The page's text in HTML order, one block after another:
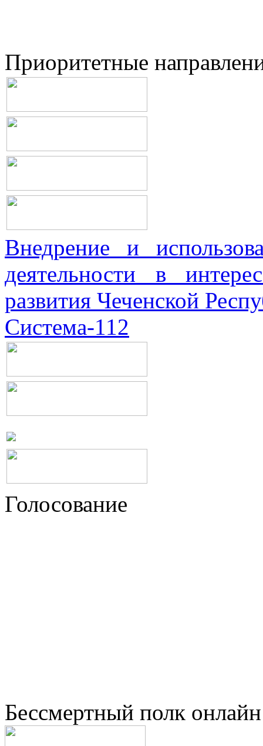
Приоритетные
Внедрение и
деятельности в
развития Чеченской
Система-112
Голосование
Бессмертный полк онлайн